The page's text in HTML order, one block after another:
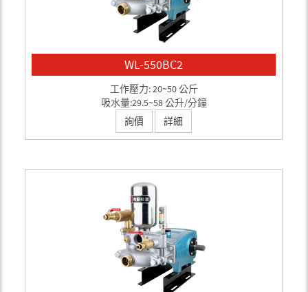
WL-550BC2
工作壓力: 20~50 公斤
吸水量:29.5~58 公升/分鐘
詢價
詳細